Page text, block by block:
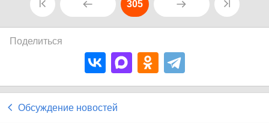
305
Поделиться
Обсуждение новостей